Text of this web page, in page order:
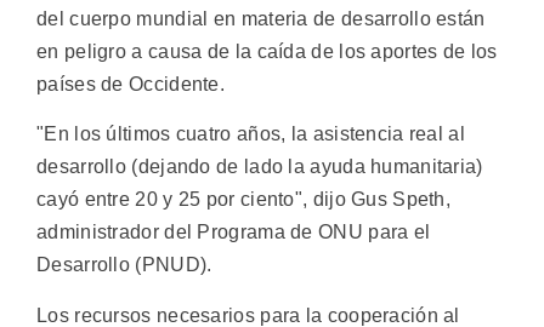
del cuerpo mundial en materia de desarrollo están
en peligro a causa de la caída de los aportes de los
países de Occidente.
"En los últimos cuatro años, la asistencia real al
desarrollo (dejando de lado la ayuda humanitaria)
cayó entre 20 y 25 por ciento", dijo Gus Speth,
administrador del Programa de ONU para el
Desarrollo (PNUD).
Los recursos necesarios para la cooperación al